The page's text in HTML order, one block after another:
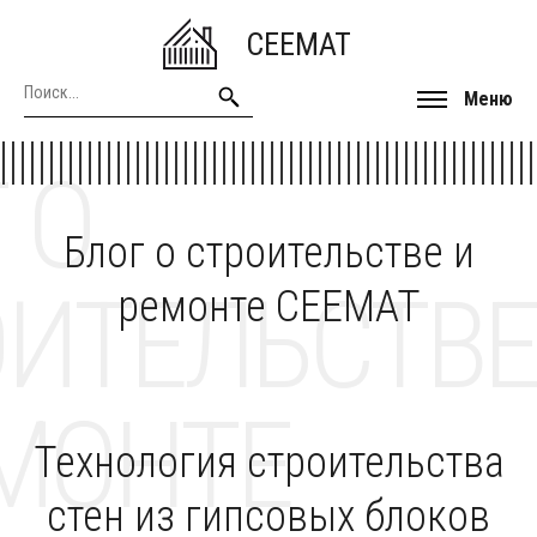
CEEMAT
Меню
Блог о строительстве и
ремонте CEEMAT
О
Технология строительства
стен из гипсовых блоков